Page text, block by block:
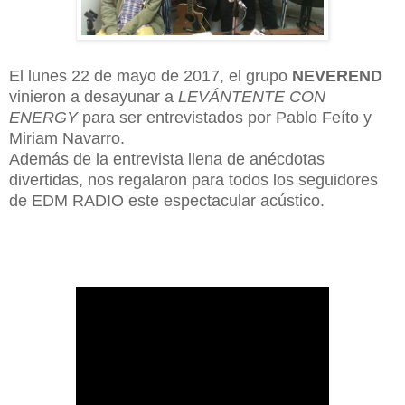
El lunes 22 de mayo de 2017, el grupo NEVEREND
vinieron a desayunar a LEVÁNTENTE CON
ENERGYpara ser entrevistados por Pablo Feíto y
Miriam Navarro.
Además de la entrevista llena de anécdotas
divertidas, nos regalaron para todos los seguidores
de EDM RADIO este espectacular acústico.